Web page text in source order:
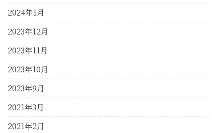
2024年1月
2023年12月
2023年11月
2023年10月
2023年9月
2021年3月
2021年2月